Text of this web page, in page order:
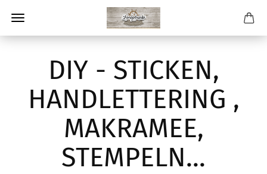
DIY - STICKEN,
HANDLETTERING ,
MAKRAMEE,
STEMPELN...